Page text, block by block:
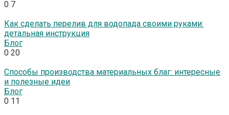
0 7
Как сделать перелив для водопада своими руками:
детальная инструкция
Блог
0 20
Способы производства материальных благ: интересные
и полезные идеи
Блог
0 11